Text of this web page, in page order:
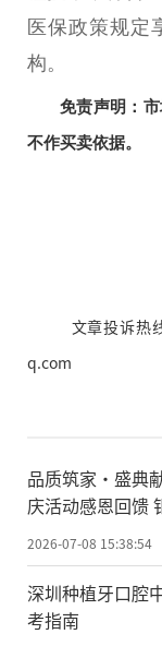
医保政策规定
构。
免责声明：
不作买卖依据。
文章投诉热
q.com
品质筑家·盛典
庆活动感恩回馈
2026-07-08 15:38:54
深圳种植牙口腔
考指南